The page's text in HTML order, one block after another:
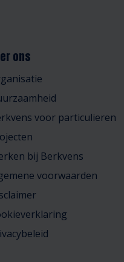
ons
voor particulieren
bij Berkvens
voorwaarden